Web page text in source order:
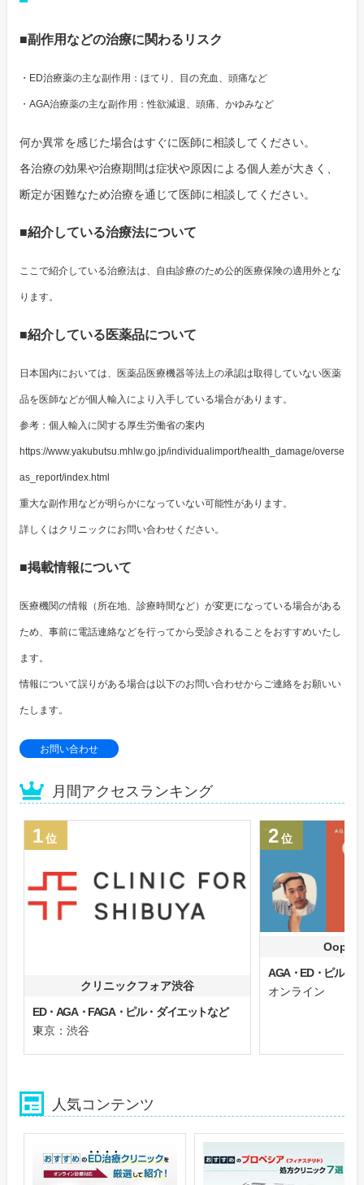
■副作用などの治療に関わるリスク
・ED治療薬の主な副作用：ほてり、目の充血、頭痛など
・AGA治療薬の主な副作用：性欲減退、頭痛、かゆみなど
何か異常を感じた場合はすぐに医師に相談してください。
各治療の効果や治療期間は症状や原因による個人差が大きく、
断定が困難なため治療を通じて医師に相談してください。
■紹介している治療法について
ここで紹介している治療法は、自由診療のため公的医療保険の適用外とな
ります。
■紹介している医薬品について
日本国内においては、医薬品医療機器等法上の承認は取得していない医薬
品を医師などが個人輸入により入手している場合があります。
参考：個人輸入に関する厚生労働省の案内
https://www.yakubutsu.mhlw.go.jp/individualimport/health_damage/overse
as_report/index.html
重大な副作用などが明らかになっていない可能性があります。
詳しくはクリニックにお問い合わせください。
■掲載情報について
医療機関の情報（所在地、診療時間など）が変更になっている場合がある
ため、事前に電話連絡などを行ってから受診されることをおすすめいたし
ます。
情報について誤りがある場合は以下のお問い合わせからご連絡をお願いい
たします。
お問い合わせ
月間アクセスランキング
1位
クリニックフォア渋谷
ED・AGA・FAGA・ピル・ダイエットなど
東京：渋谷
2位
Oops
AGA・ED・ピル
オンライン
人気コンテンツ